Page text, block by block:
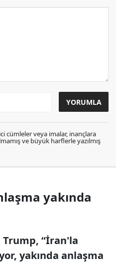
cümleler veya imalar, inançlara
ve büyük harflerle yazılmış
yakında
Trump, “İran'la
yakında anlaşma